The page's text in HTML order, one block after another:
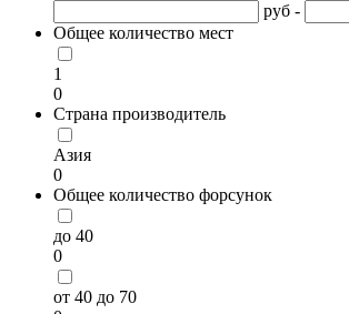
руб -
Общее количество мест
1
0
Страна производитель
Азия
0
Общее количество форсунок
до 40
0
от 40 до 70